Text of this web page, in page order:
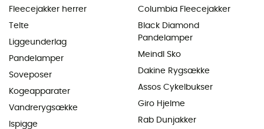
Fleecejakker herrer
Telte
Liggeunderlag
Pandelamper
Soveposer
Kogeapparater
Vandrerygsække
Ispigge
Columbia Fleecejakker
Black Diamond
Pandelamper
Meindl Sko
Dakine Rygsække
Assos Cykelbukser
Giro Hjelme
Rab Dunjakker